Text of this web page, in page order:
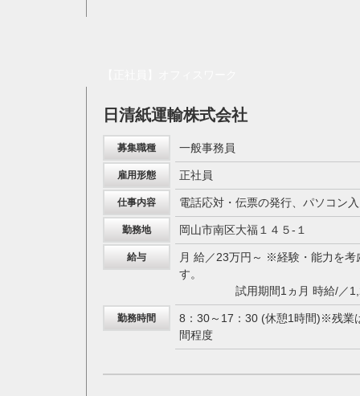
日清紙運輸株式会社
募集職種 一般事務員
雇用形態 正社員
仕事内容 電話応対・伝票の発行、パソコン
勤務地 岡山市南区大福１４５-１
給与
月 給／23万円～ ※経験・能力を考
す。
試用期間1ヵ月 時給/／
勤務時間
8：30～17：30 (休憩1時間)※残業
間程度